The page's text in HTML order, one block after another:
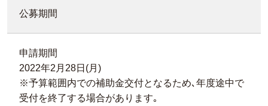
公募期間
申請期間
2022年2月28日(月)
※予算範囲内での補助金交付となるため､年度途中で
受付を終了する場合があります｡